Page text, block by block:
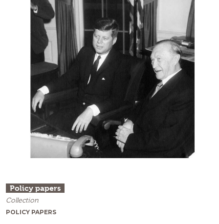
Policy papers
Collection
POLICY PAPERS